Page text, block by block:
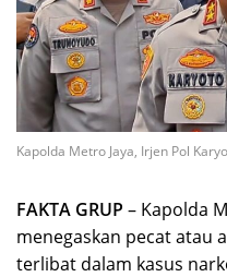
Kapolda Metro Jaya, Irjen Pol
FAKTA GRUP – Kapolda
menegaskan pecat atau
terlibat dalam kasus